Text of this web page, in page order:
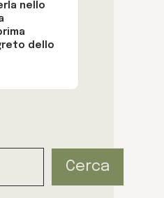
nello
dello
Cerca